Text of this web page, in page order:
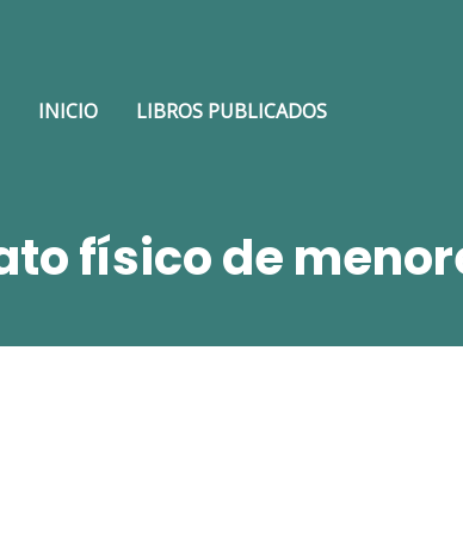
INICIO LIBROS PUBLICADOS
físico de